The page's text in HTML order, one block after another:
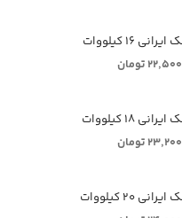
۱۶ کیلووات
تومان
۱۸ کیلووات
تومان
۲۰ کیلووات